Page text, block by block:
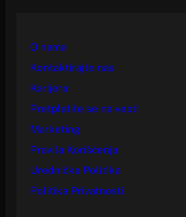
O nama
Kontaktirajte nas
Karijera
Pretplatite se na vesti
Marketing
Pravila Korišćenja
Urednička Politika
Politika Privatnosti